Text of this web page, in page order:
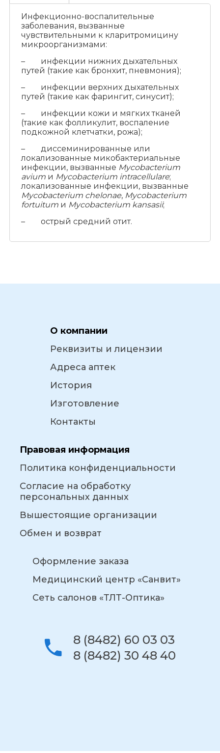
Инфекционно-воспалительные
заболевания, вызванные
чувствительными к кларитромицину
микроорганизмами:
– инфекции нижних дыхательных
путей (такие как бронхит, пневмония);
– инфекции верхних дыхательных
путей (такие как фарингит, синусит);
– инфекции кожи и мягких тканей
(такие как фолликулит, воспаление
подкожной клетчатки, рожа);
– диссеминированные или
локализованные микобактериальные
инфекции, вызванные Mycobacterium
aviumи Mycobacterium intracellulare;
локализованные инфекции, вызванные
Mycobacterium chelonae, Mycobacterium
fortuitumи Mycobacterium kansasii;
– острый средний отит.
О компании
Реквизиты и лицензии
Адреса аптек
История
Изготовление
Контакты
Правовая информация
Политика конфиденциальности
Согласие на обработку
персональных данных
Вышестоящие организации
Обмен и возврат
Оформление заказа
Медицинский центр «Санвит»
Сеть салонов «ТЛТ-Оптика»
8 (8482) 60 03 03
8 (8482) 30 48 40